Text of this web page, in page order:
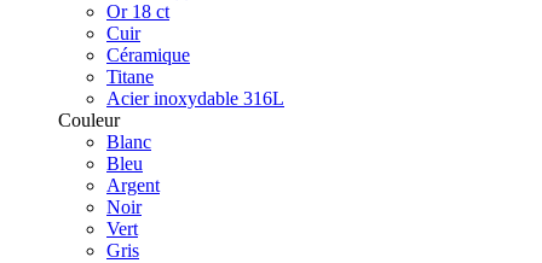
Or 18 ct
Cuir
Céramique
Titane
Acier inoxydable 316L
Couleur
Blanc
Bleu
Argent
Noir
Vert
Gris